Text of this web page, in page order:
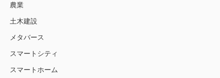
農業
土木建設
メタバース
スマートシティ
スマートホーム